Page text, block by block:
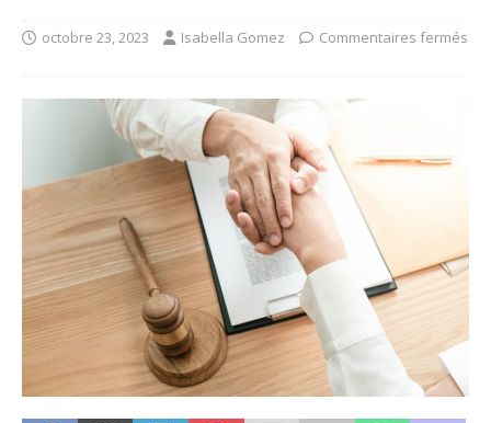
octobre 23, 2023 Isabella Gomez Commentaires fermés